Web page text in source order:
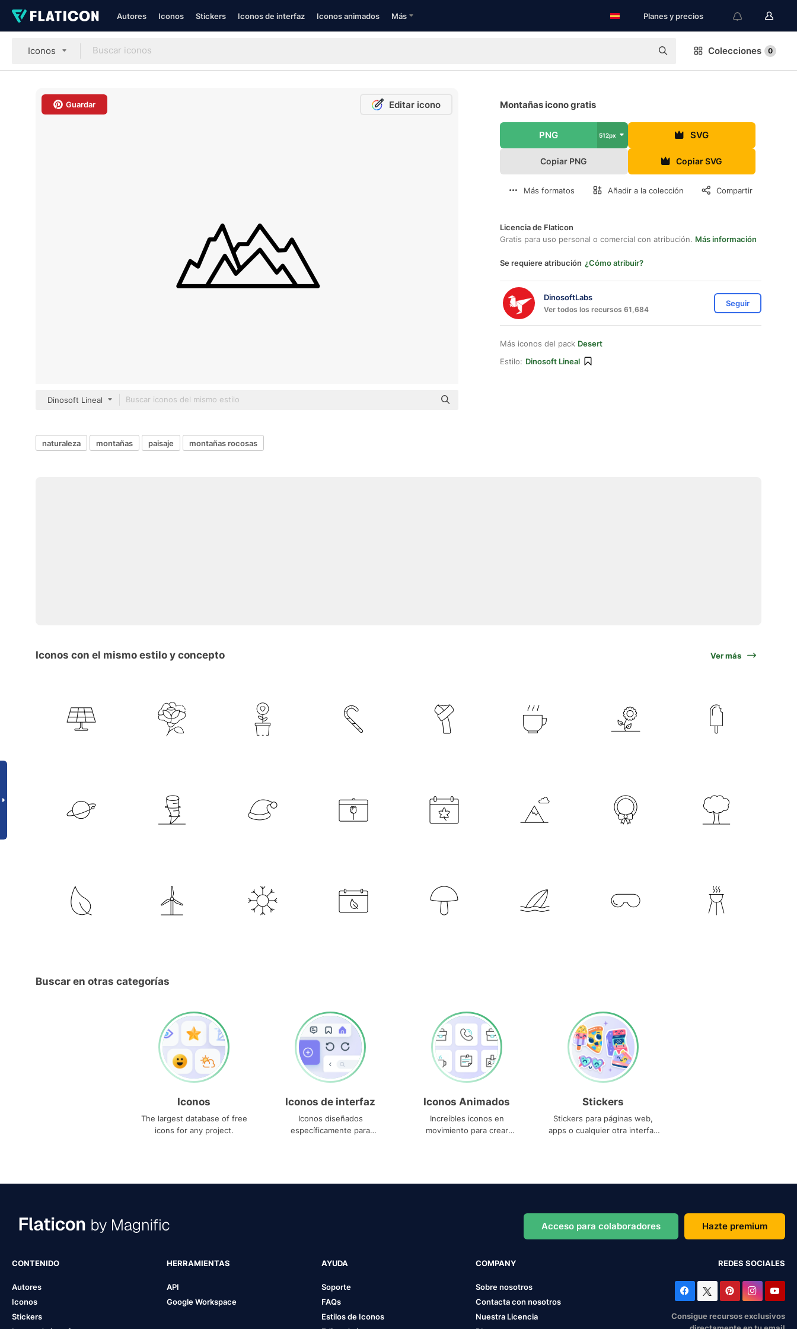
Autores Iconos Stickers Iconos de interfaz Iconos animados Más Planes y precios
Iconos Colecciones 0
Guardar Editar icono
Dinosoft Lineal
Montañas icono gratis
PNG 512px SVG
Copiar PNG Copiar SVG
Más formatos Añadir a la colección Compartir
Licencia de Flaticon
Gratis para uso personal o comercial con atribución. Más información
Se requiere atribución ¿Cómo atribuir?
DinosoftLabs
Ver todos los recursos 61,684
Seguir
Más iconos del pack Desert
Estilo: Dinosoft Lineal
naturaleza montañas paisaje montañas rocosas
Iconos con el mismo estilo y concepto Ver más
Buscar en otras categorías
Iconos
The largest database of free
icons for any project.
Iconos de interfaz
Iconos diseñados
específicamente para
Iconos Animados
Increíbles iconos en
movimiento para crear
Stickers
Stickers para páginas web,
apps o cualquier otra interfaz
Acceso para colaboradores Hazte premium
CONTENIDO
Autores
Iconos
Stickers
HERRAMIENTAS
API
Google Workspace
AYUDA
Soporte
FAQs
Estilos de Iconos
COMPANY
Sobre nosotros
Contacta con nosotros
Nuestra Licencia
REDES SOCIALES
Consigue recursos exclusivos